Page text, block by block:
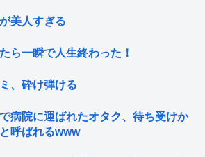
美人すぎる
ら一瞬で人生終わった！
、砕け弾ける
病院に運ばれたオタク、待ち受けか
呼ばれるwww